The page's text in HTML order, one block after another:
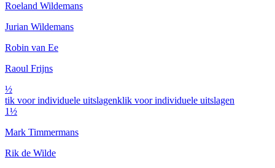
Roeland Wildemans
Jurian Wildemans
Robin van Ee
Raoul Frijns
½
tik voor individuele uitslagenklik voor individuele uitslagen
1½
Mark Timmermans
Rik de Wilde